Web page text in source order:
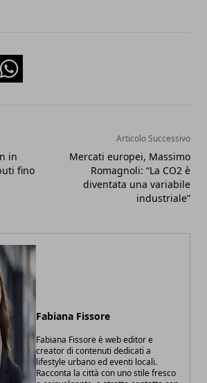
Whatsapp
in
fino
Articolo Successivo
Mercati europei, Massimo
Romagnoli: “La CO2 è
diventata una variabile
industriale”
Fabiana Fissore
Fabiana Fissore è web editor e
creator di contenuti dedicati a
lifestyle urbano ed eventi locali.
Racconta la città con uno stile fresco